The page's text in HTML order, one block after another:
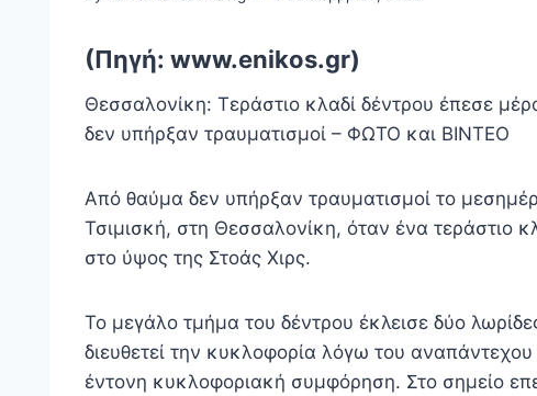
(Πηγή: www.enikos.gr)
Θεσσαλονίκη: Τεράστιο κλαδί δέντρου έπεσε
δεν υπήρξαν τραυματισμοί – ΦΩΤΟ και ΒΙΝΤΕΟ
Από θαύμα δεν υπήρξαν τραυματισμοί το
Τσιμισκή, στη Θεσσαλονίκη, όταν ένα τεράστιο
στο ύψος της Στοάς Χιρς.
Το μεγάλο τμήμα του δέντρου έκλεισε δύο
διευθετεί την κυκλοφορία λόγω του
έντονη κυκλοφοριακή συμφόρηση. Στο σημείο